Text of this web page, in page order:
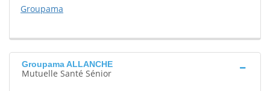
Groupama
Groupama ALLANCHE
Mutuelle Santé Sénior